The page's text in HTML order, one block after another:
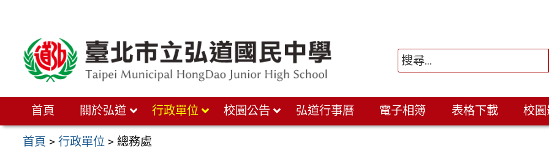
首頁 關於弘道 行政單位 校園公告 弘道行事曆 電子相簿 表格下載 校
首頁 >行政單位 >總務處